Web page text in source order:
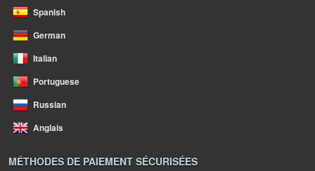
Spanish
German
Italian
Portuguese
Russian
Anglais
MÉTHODES DE PAIEMENT SÉCURISÉES